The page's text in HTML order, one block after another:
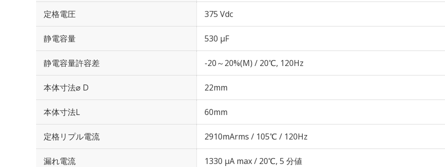
定格電圧 375 Vdc
静電容量 530 µF
静電容量許容差 -20～20%(M) / 20℃, 120Hz
本体寸法⌀ D 22mm
本体寸法L 60mm
定格リプル電流 2910mArms / 105℃ / 120Hz
漏れ電流 1330 μA max / 20℃, 5 分値